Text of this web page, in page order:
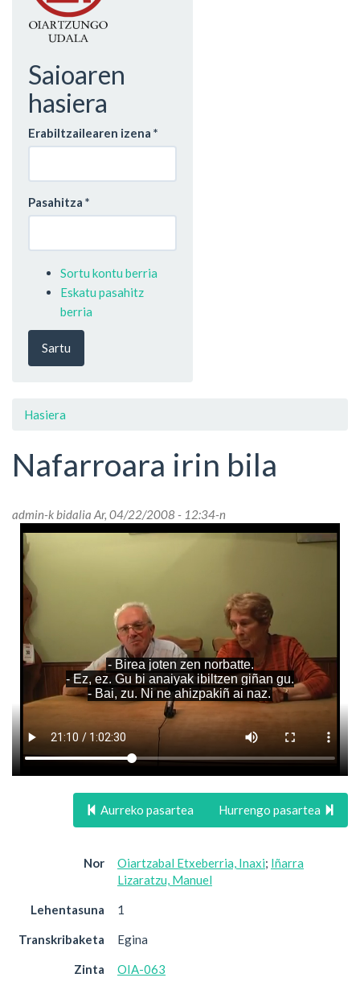
Saioaren
hasiera
Erabiltzailearen izena *
Pasahitza *
Sortu kontu berria
Eskatu pasahitz
berria
Sartu
Hasiera
Nafarroara irin bila
admin-k bidalia Ar, 04/22/2008 - 12:34-n
Aurreko pasartea Hurrengo pasartea
Nor Oiartzabal Etxeberria, Inaxi; Iñarra
Lizaratzu, Manuel
Lehentasuna 1
Transkribaketa Egina
Zinta OIA-063